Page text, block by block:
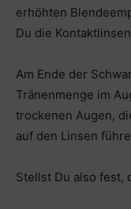
erhöhten
Du die
Am Ende der
Tränenmenge im
trockenen Augen,
auf den Linsen
Stellst Du also fest,